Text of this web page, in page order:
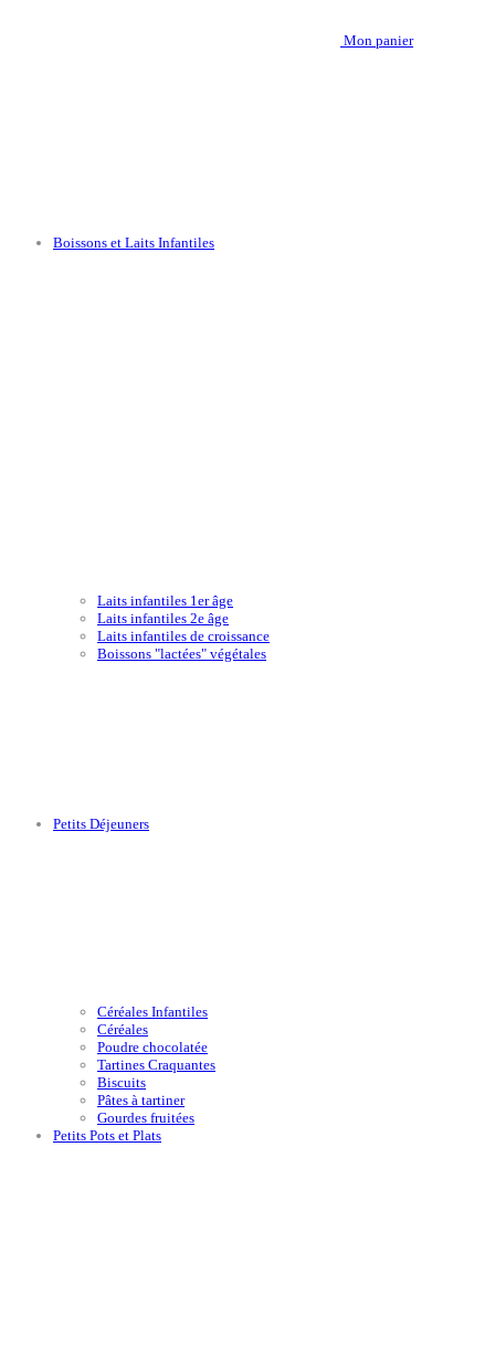
Mon panier
Boissons et Laits Infantiles
Laits infantiles 1er âge
Laits infantiles 2e âge
Laits infantiles de croissance
Boissons "lactées" végétales
Petits Déjeuners
Céréales Infantiles
Céréales
Poudre chocolatée
Tartines Craquantes
Biscuits
Pâtes à tartiner
Gourdes fruitées
Petits Pots et Plats